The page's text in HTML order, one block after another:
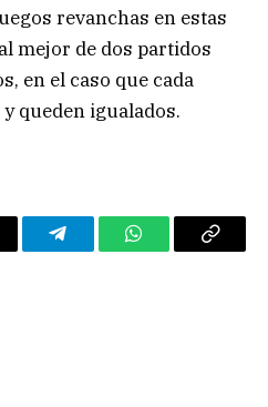
revanchas en estas
mejor de dos partidos
en el caso que cada
queden igualados.
TelegramWhatsAppCopy